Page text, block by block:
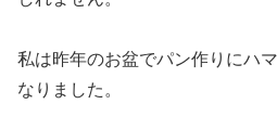
私は昨年のお盆でパン作りにハ
なりました。